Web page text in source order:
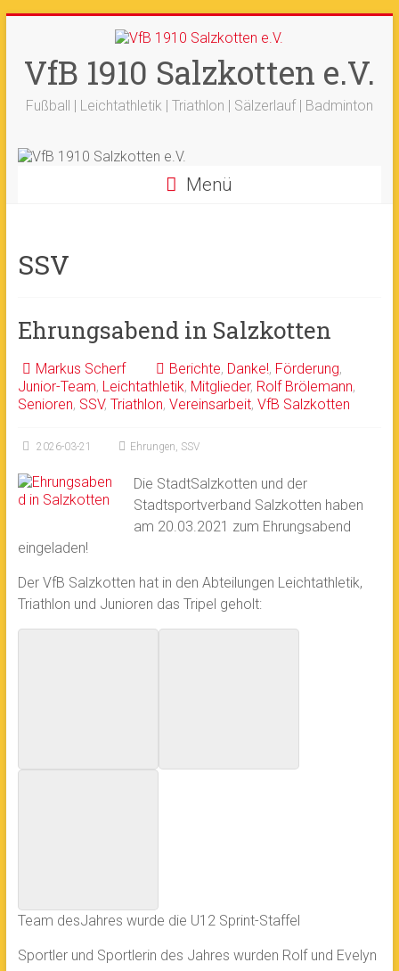
springen
VfB 1910 Salzkotten e.V.
Fußball | Leichtathletik | Triathlon | Sälzerlauf | Badminton
Menü
SSV
Ehrungsabend in Salzkotten
Markus Scherf Berichte, Danke!, Förderung,
Junior-Team, Leichtathletik, Mitglieder, Rolf Brölemann,
Senioren, SSV, Triathlon, Vereinsarbeit, VfB Salzkotten
2026-03-21 Ehrungen, SSV
Die StadtSalzkotten und der
Stadtsportverband Salzkotten haben
am 20.03.2021 zum Ehrungsabend
eingeladen!
Der VfB Salzkotten hat in den Abteilungen Leichtathletik,
Triathlon und Junioren das Tripel geholt:
Team desJahres wurde die U12 Sprint-Staffel
Sportler und Sportlerin des Jahres wurden Rolf und Evelyn
+++ 21-03. -33. Sälzerlauf+++
Ergebnisse +++ Beitrag vom saelzer.tv
ist online
+++ Fotos sind online+++
+++ 18.-19.04. -Werfertage +++
Ok!